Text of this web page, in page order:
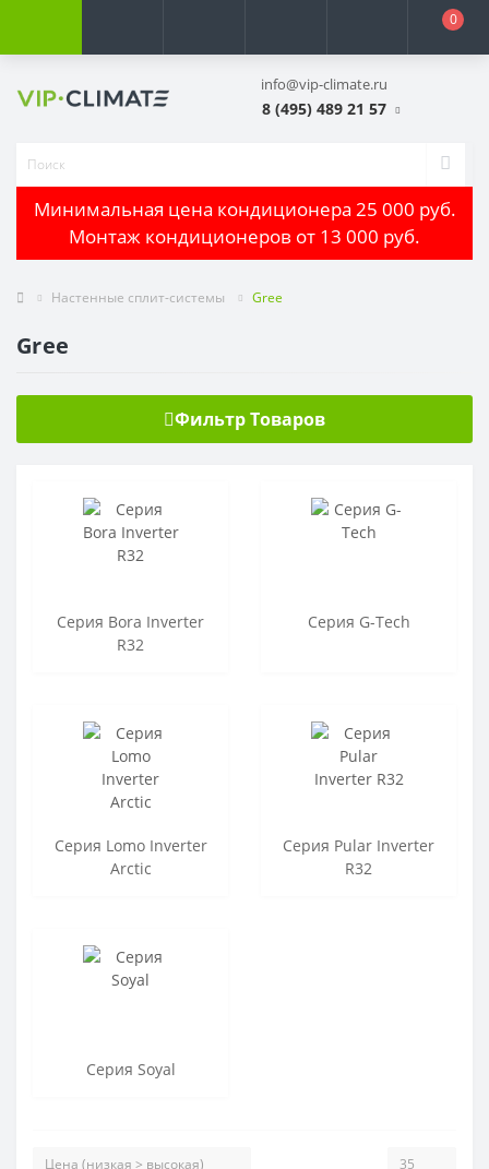
0
info@vip-climate.ru
8 (495) 489 21 57
Минимальная цена кондиционера 25 000 руб.
Монтаж кондиционеров от 13 000 руб.
Настенные сплит-системы Gree
Gree
Фильтр Товаров
Серия Bora Inverter
R32
Серия G-Tech
Серия Lomo Inverter
Arctic
Серия Pular Inverter
R32
Серия Soyal